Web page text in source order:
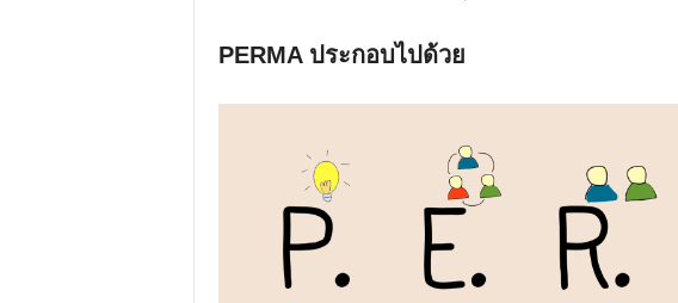
PERMA ประกอบไปด้วย